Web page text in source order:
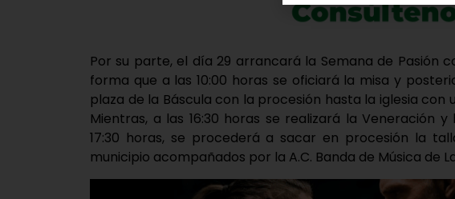
Por su parte, el día 29 arrancará la Semana de Pasión
forma que a las 10:00 horas se oficiará la misa y
plaza de la Báscula con la procesión hasta la iglesia con
Mientras, a las 16:30 horas se realizará la Veneración
17:30 horas, se procederá a sacar en procesión la
municipio acompañados por la A.C. Banda de Música de